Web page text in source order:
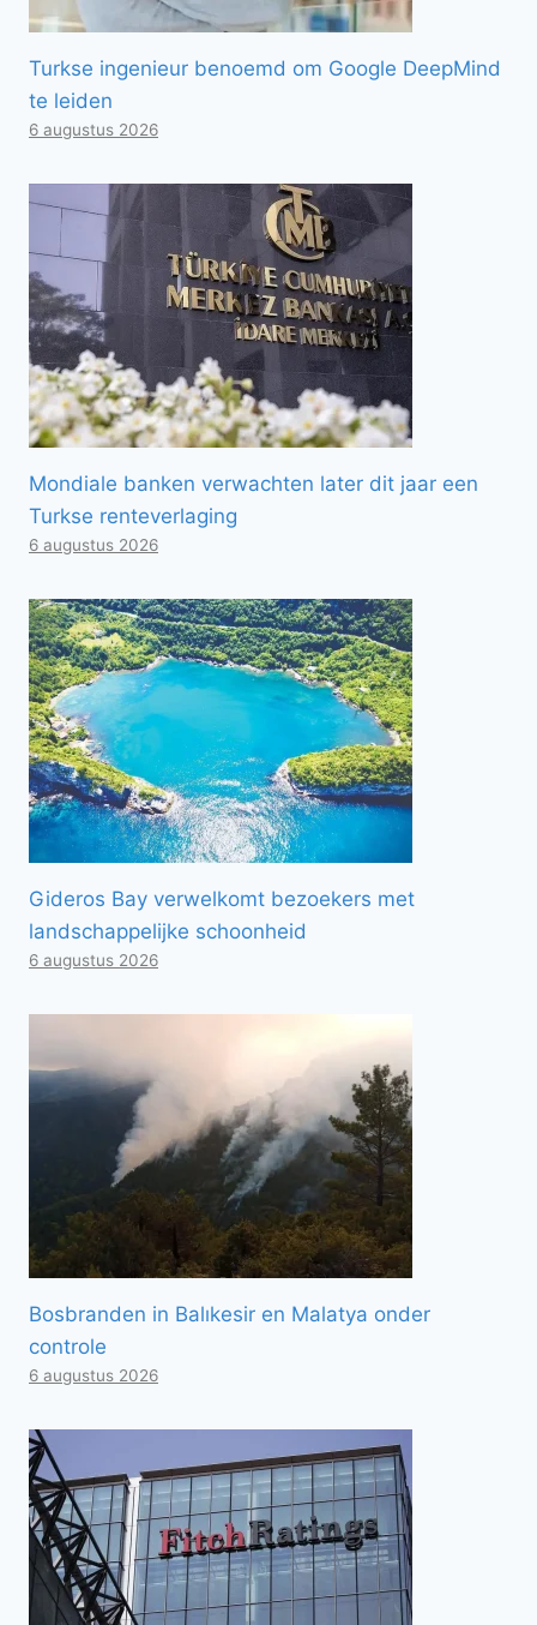
Turkse ingenieur benoemd om Google DeepMind
te leiden
6 augustus 2026
Mondiale banken verwachten later dit jaar een
Turkse renteverlaging
6 augustus 2026
Gideros Bay verwelkomt bezoekers met
landschappelijke schoonheid
6 augustus 2026
Bosbranden in Balıkesir en Malatya onder
controle
6 augustus 2026